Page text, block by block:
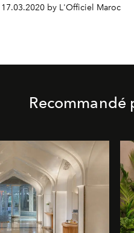
17.03.2020 by L'Officiel Maroc
Recommandé